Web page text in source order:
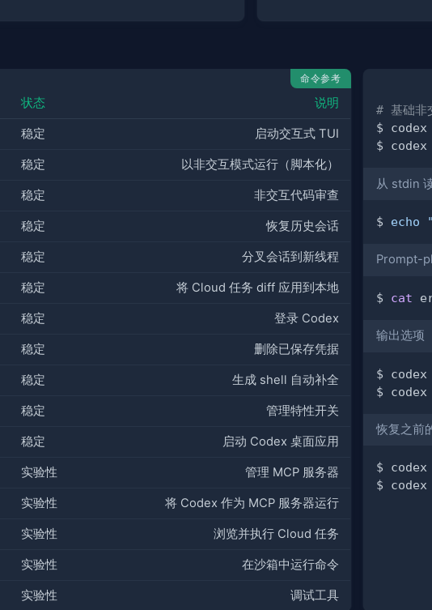
命令参考
状态 说明
稳定 启动交互式 TUI
稳定 以非交互模式运行（脚本化）
稳定 非交互代码审查
稳定 恢复历史会话
稳定 分叉会话到新线程
稳定 将 Cloud 任务 diff 应用到本地
稳定 登录 Codex
稳定 删除已保存凭据
稳定 生成 shell 自动补全
稳定 管理特性开关
稳定 启动 Codex 桌面应用
实验性 管理 MCP 服务器
实验性 将 Codex 作为 MCP 服务器运行
实验性 浏览并执行 Cloud 任务
实验性 在沙箱中运行命令
实验性 调试工具
# 基础非
$
$
从 stdin
$ echo
Prompt-
$ cat
输出选项
$
$
恢复之前
$
$